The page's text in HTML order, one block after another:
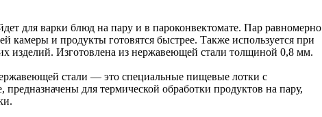
для варки блюд на пару и в пароконвектомате. Пар равномерно
камеры и продукты готовятся быстрее. Также используется при
изделий. Изготовлена из нержавеющей стали толщиной 0,8 мм.
стали — это специальные пищевые лотки с
для термической обработки продуктов на пару,